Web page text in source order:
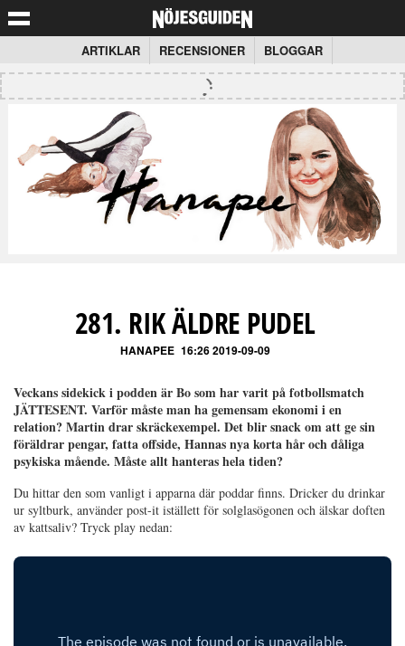
ARTIKLAR RECENSIONER BLOGGAR
281. RIK ÄLDRE PUDEL
HANAPEE 16:26 2019-09-09
Veckans sidekick i podden är Bo som har varit på fotbollsmatch
JÄTTESENT. Varför måste man ha gemensam ekonomi i en
relation? Martin drar skräckexempel. Det blir snack om att ge sin
föräldrar pengar, fatta offside, Hannas nya korta hår och dåliga
psykiska mående. Måste allt hanteras hela tiden?
Du hittar den som vanligt i apparna där poddar finns. Dricker du drinkar
ur syltburk, använder post-it iställett för solglasögonen och älskar doften
av kattsaliv? Tryck play nedan: